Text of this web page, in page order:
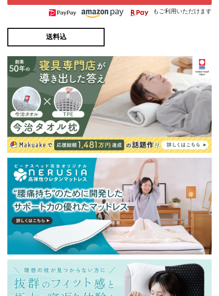
もご利用いただけます
送料込